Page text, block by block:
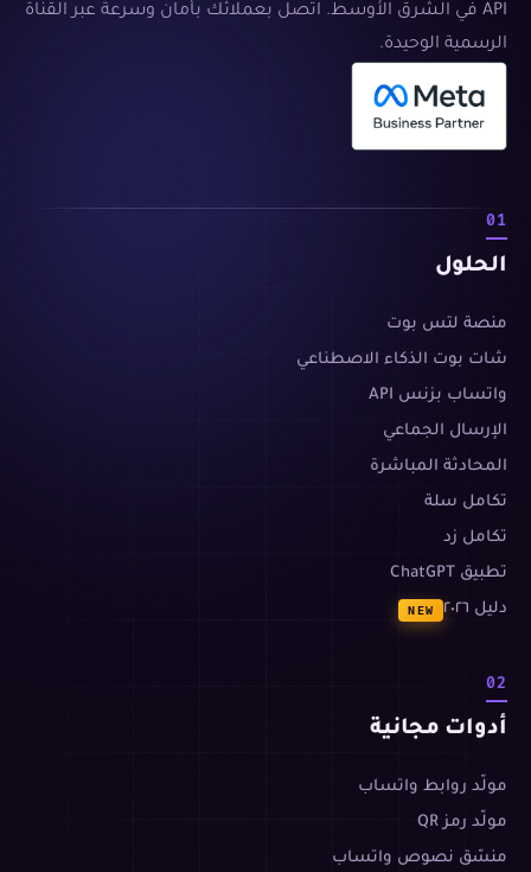
API في الشرق الأوسط. اتصل بعملائك بأمان وسرعة عبر القناة
الرسمية الوحيدة.
01
الحلول
منصة لتس بوت
شات بوت الذكاء الاصطناعي
واتساب بزنس API
الإرسال الجماعي
المحادثة المباشرة
تكامل سلة
تكامل زد
تطبيق ChatGPT
دليل ٢٠٢٦
NEW
02
أدوات مجانية
مولّد روابط واتساب
مولّد رمز QR
منسّق نصوص واتساب